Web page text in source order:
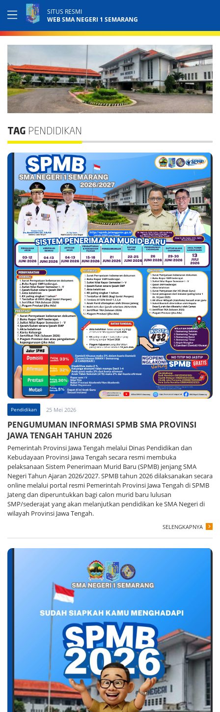
SITUS RESMI
WEB SMA NEGERI 1 SEMARANG
TAG PENDIDIKAN
Pendidikan 25 Mei 2026
PENGUMUMAN INFORMASI SPMB SMA PROVINSI
JAWA TENGAH TAHUN 2026
Pemerintah Provinsi Jawa Tengah melalui Dinas Pendidikan dan
Kebudayaan Provinsi Jawa Tengah secara resmi membuka
pelaksanaan Sistem Penerimaan Murid Baru (SPMB) jenjang SMA
Negeri Tahun Ajaran 2026/2027. SPMB tahun 2026 dilaksanakan secara
online melalui portal resmi Pemerintah Provinsi Jawa Tengah di SPMB
Jateng dan diperuntukkan bagi calon murid baru lulusan
SMP/sederajat yang akan melanjutkan pendidikan ke SMA Negeri di
wilayah Provinsi Jawa Tengah.
SELENGKAPNYA